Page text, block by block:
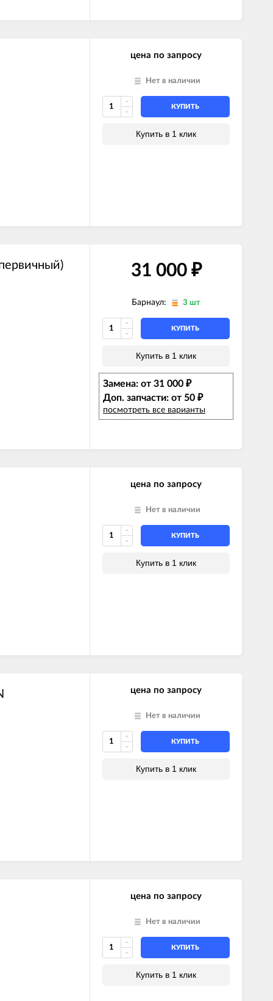
SYSTEM
SYSTEM
SYSTEM
цена по запросу
Нет в наличии
КУПИТЬ
Купить в 1 клик
31 000 ₽
Барнаул: 3 шт
КУПИТЬ
Купить в 1 клик
Замена: от 31 000 ₽
Доп. запчасти: от 50 ₽
посмотреть все варианты
цена по запросу
Нет в наличии
КУПИТЬ
Купить в 1 клик
цена по запросу
Нет в наличии
КУПИТЬ
Купить в 1 клик
цена по запросу
Нет в наличии
КУПИТЬ
Купить в 1 клик